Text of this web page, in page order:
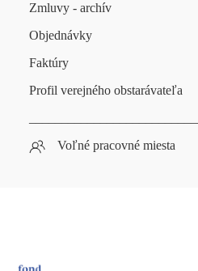
Zmluvy - archív
Objednávky
Faktúry
Profil verejného obstarávateľa
Voľné pracovné miesta